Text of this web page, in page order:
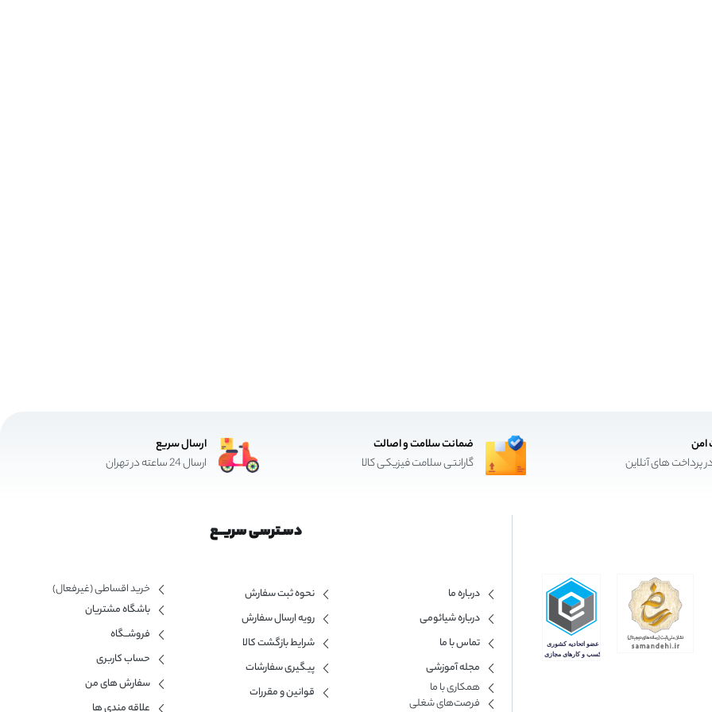
امن
پرداخت های آنلاین
ضمانت سلامت و اصالت
گارانتی سلامت فیزیکی کالا
ارسال سریع
ارسال 24 ساعته در تهران
دسـترسی سریــع
درباره ما
درباره شیائومی
تماس با ما
مجله آموزشی
همکاری با ما​
فرصت‌های شغلی
نحوه ثبت سفارش
رویه ارسال سفارش
شرایط بازگشت کالا
پیگیری سفارشات
قوانین و مقررات
خرید اقساطی (غیرفعال)
باشگاه مشتریان
فروشــگاه
حساب کاربری
سفارش های من
علاقه مندی ها